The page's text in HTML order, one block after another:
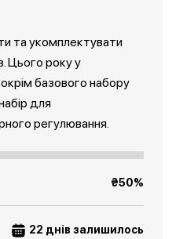
та укомплектувати
Цього року у
базового набору
для
регулювання.
₴50%
22 днів залишилось